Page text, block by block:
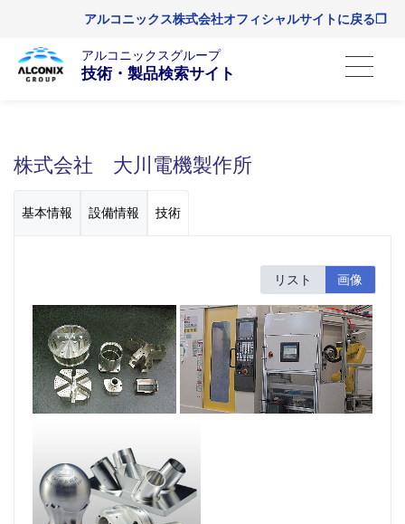
アルコニックス株式会社オフィシャルサイトに戻る❐
アルコニックスグループ
技術・製品検索サイト
株式会社 大川電機製作所
基本情報 設備情報 技術
リスト 画像